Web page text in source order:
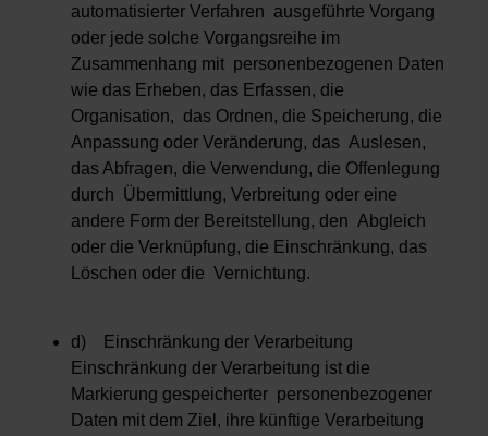
automatisierter Verfahren ausgeführte Vorgang
oder jede solche Vorgangsreihe im
Zusammenhang mit personenbezogenen Daten
wie das Erheben, das Erfassen, die
Organisation, das Ordnen, die Speicherung, die
Anpassung oder Veränderung, das Auslesen,
das Abfragen, die Verwendung, die Offenlegung
durch Übermittlung, Verbreitung oder eine
andere Form der Bereitstellung, den Abgleich
oder die Verknüpfung, die Einschränkung, das
Löschen oder die Vernichtung.
d) Einschränkung der Verarbeitung
Einschränkung der Verarbeitung ist die
Markierung gespeicherter personenbezogener
Daten mit dem Ziel, ihre künftige Verarbeitung